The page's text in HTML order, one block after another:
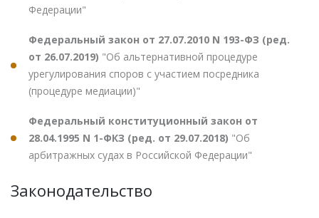
Федерации"
Федеральный закон от 27.07.2010 N 193-ФЗ (ред.
от 26.07.2019) "Об альтернативной процедуре
урегулирования споров с участием посредника
(процедуре медиации)"
Федеральный конституционный закон от
28.04.1995 N 1-ФКЗ (ред. от 29.07.2018) "Об
арбитражных судах в Российской Федерации"
Законодательство